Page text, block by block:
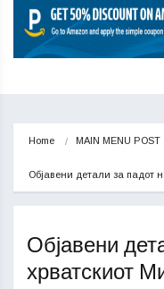
Home MAIN MENU POST
Објавени детали за падот
Објавени
хрватскиот